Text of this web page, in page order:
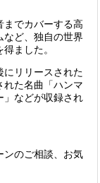
までカバーする高
など、独自の世界
ました。
にリリースされた
れた名曲「ハンマ
」などが収録され
ンのご相談、お気